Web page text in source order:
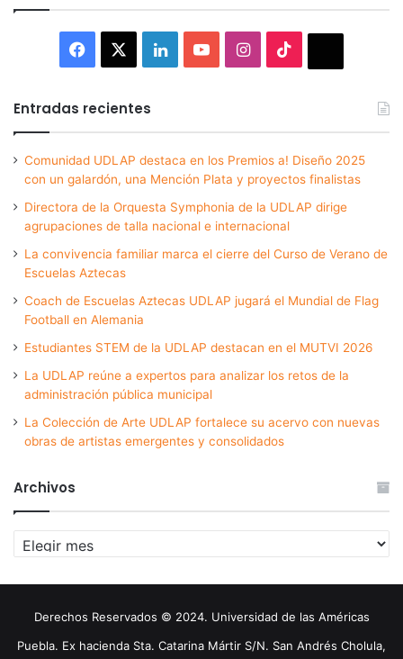
Facebook LinkedInYouTubeInstagram
Entradas recientes
Comunidad UDLAP destaca en los Premios a! Diseño 2025
con un galardón, una Mención Plata y proyectos finalistas
Directora de la Orquesta Symphonia de la UDLAP dirige
agrupaciones de talla nacional e internacional
La convivencia familiar marca el cierre del Curso de Verano de
Escuelas Aztecas
Coach de Escuelas Aztecas UDLAP jugará el Mundial de Flag
Football en Alemania
Estudiantes STEM de la UDLAP destacan en el MUTVI 2026
La UDLAP reúne a expertos para analizar los retos de la
administración pública municipal
La Colección de Arte UDLAP fortalece su acervo con nuevas
obras de artistas emergentes y consolidados
Archivos
Archivos
Derechos Reservados © 2024. Universidad de las Américas
Puebla. Ex hacienda Sta. Catarina Mártir S/N. San Andrés Cholula,